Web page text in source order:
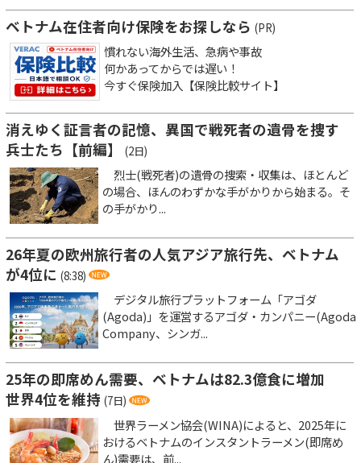
ベトナム在住者向け保険をお探しなら (PR)
慣れない海外生活、急病や事故
何かあってからでは遅い！
今すぐ保険加入【保険比較サイト】
消えゆく証言者の記憶、異国で戦死者の遺骨を捜す
兵士たち【前編】
(2日)
烈士(戦死者)の遺骨の捜索・収集は、ほとんど
の場合、ほんのわずかな手がかりから始まる。そ
の手がかり...
26年夏の欧州旅行者の人気アジア旅行先、ベトナム
が4位に (8:38)
デジタル旅行プラットフォーム「アゴダ
(Agoda)」を運営するアゴダ・カンパニー(Agoda
Company、シンガ...
25年の即席めん需要、ベトナムは82.3億食に増加
世界4位を維持 (7日)
世界ラーメン協会(WINA)によると、2025年に
おけるベトナムのインスタントラーメン(即席め
ん)需要は、前...